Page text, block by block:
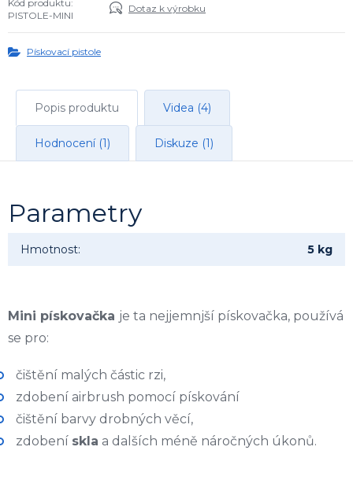
Kód produktu:
PISTOLE-MINI
Dotaz k výrobku
Pískovací pistole
Popis produktu Videa (4)
Hodnocení (1) Diskuze (1)
Parametry
Hmotnost: 5 kg
Mini pískovačka je ta nejjemnjší pískovačka, používá
se pro:
čištění malých částic rzi,
zdobení airbrush pomocí pískování
čištění barvy drobných věcí,
zdobení skla a dalších méně náročných úkonů.